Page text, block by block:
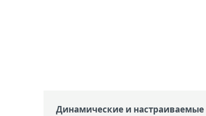
Динамические и настраиваемые